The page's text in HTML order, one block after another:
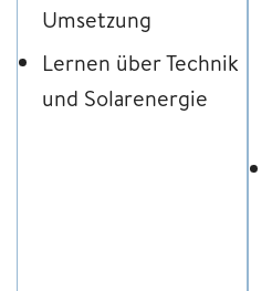
Umsetzung
Lernen über Technik
und Solarenergie